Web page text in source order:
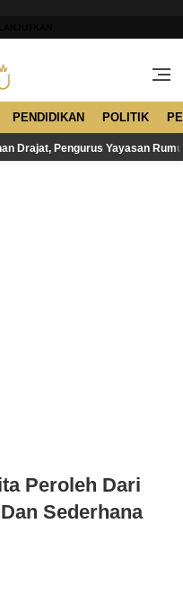
PENDIDIKAN POLITIK
Drajat, Pengurus Yayasan
Peroleh Dari
Sederhana